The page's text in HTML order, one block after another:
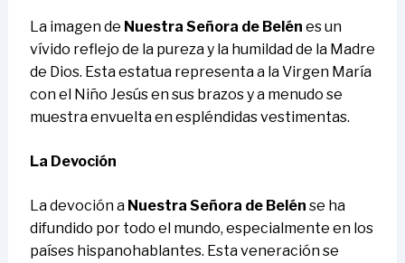
La imagen de Nuestra Señora de Belén es un
vívido reflejo de la pureza y la humildad de la Madre
de Dios. Esta estatua representa a la Virgen María
con el Niño Jesús en sus brazos y a menudo se
muestra envuelta en espléndidas vestimentas.
La Devoción
La devoción a Nuestra Señora de Belén se ha
difundido por todo el mundo, especialmente en los
países hispanohablantes. Esta veneración se